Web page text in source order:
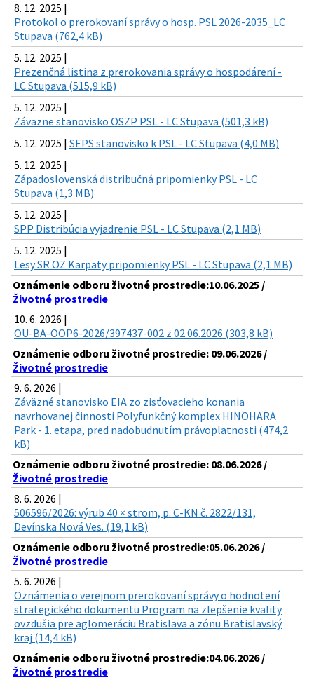
8. 12. 2025 |
Protokol o prerokovaní správy o hosp. PSL 2026-2035_LC
Stupava (762,4 kB)
5. 12. 2025 |
Prezenčná listina z prerokovania správy o hospodárení -
LC Stupava (515,9 kB)
5. 12. 2025 |
Záväzne stanovisko OSZP PSL - LC Stupava (501,3 kB)
5. 12. 2025 | SEPS stanovisko k PSL - LC Stupava (4,0 MB)
5. 12. 2025 |
Západoslovenská distribučná pripomienky PSL - LC
Stupava (1,3 MB)
5. 12. 2025 |
SPP Distribúcia vyjadrenie PSL - LC Stupava (2,1 MB)
5. 12. 2025 |
Lesy SR OZ Karpaty pripomienky PSL - LC Stupava (2,1 MB)
Oznámenie odboru životné prostredie:10.06.2025 /
Životné prostredie
10. 6. 2026 |
OU-BA-OOP6-2026/397437-002 z 02.06.2026 (303,8 kB)
Oznámenie odboru životné prostredie: 09.06.2026 /
Životné prostredie
9. 6. 2026 |
Záväzné stanovisko EIA zo zisťovacieho konania
navrhovanej činnosti Polyfunkčný komplex HINOHARA
Park - 1. etapa, pred nadobudnutím právoplatnosti (474,2
kB)
Oznámenie odboru životné prostredie: 08.06.2026 /
Životné prostredie
8. 6. 2026 |
506596/2026: výrub 40 × strom, p. C-KN č. 2822/131,
Devínska Nová Ves. (19,1 kB)
Oznámenie odboru životné prostredie:05.06.2026 /
Životné prostredie
5. 6. 2026 |
Oznámenia o verejnom prerokovaní správy o hodnotení
strategického dokumentu Program na zlepšenie kvality
ovzdušia pre aglomeráciu Bratislava a zónu Bratislavský
kraj (14,4 kB)
Oznámenie odboru životné prostredie:04.06.2026 /
Životné prostredie